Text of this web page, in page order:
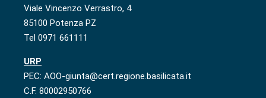
Viale Vincenzo Verrastro, 4
85100 Potenza PZ
Tel 0971 661111
URP
PEC: AOO-giunta@cert.regione.basilicata.it
C.F. 80002950766